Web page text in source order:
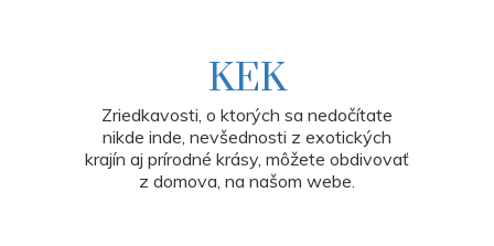
KEK
Zriedkavosti, o ktorých sa nedočítate
nikde inde, nevšednosti z exotických
krajín aj prírodné krásy, môžete obdivovať
z domova, na našom webe.